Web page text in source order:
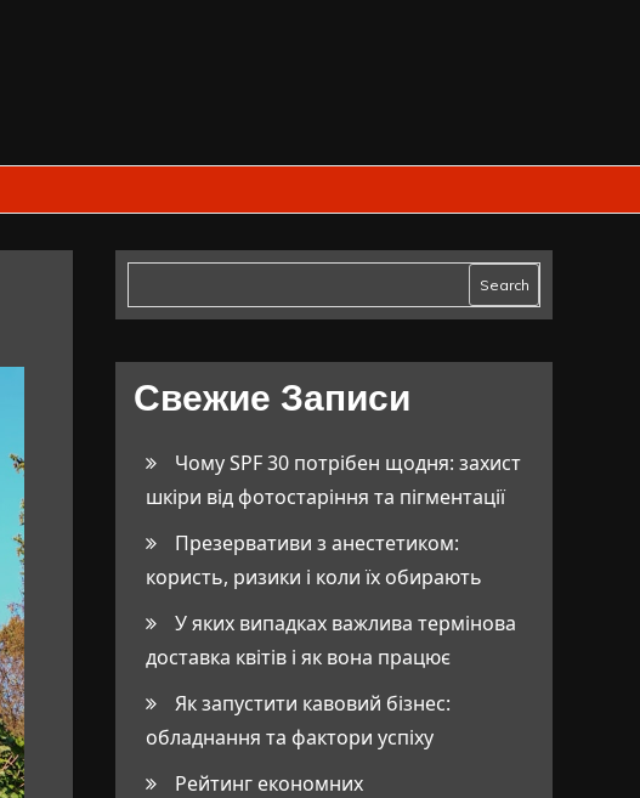
Search
Свежие Записи
Чому SPF 30 потрібен щодня: захист
шкіри від фотостаріння та пігментації
Презервативи з анестетиком:
користь, ризики і коли їх обирають
У яких випадках важлива термінова
доставка квітів і як вона працює
Як запустити кавовий бізнес:
обладнання та фактори успіху
Рейтинг економних